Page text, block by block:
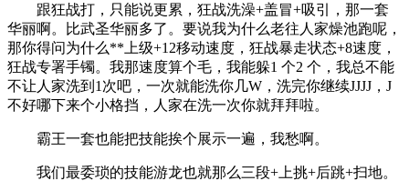
跟狂战打，只能说更累，狂战洗澡+盖冒+吸引，那一套
华丽啊。比武圣华丽多了。要说我为什么老往人家燥池跑呢，
那你得问为什么**上级+12移动速度，狂战暴走状态+8速度，
狂战专署手镯。我那速度算个毛，我能躲1 个2 个，我总不能
不让人家洗到1次吧，一次就能洗你几W，洗完你继续JJJJ，J
不好哪下来个小格挡，人家在洗一次你就拜拜啦。
霸王一套也能把技能挨个展示一遍，我愁啊。
我们最委琐的技能游龙也就那么三段+上挑+后跳+扫地。